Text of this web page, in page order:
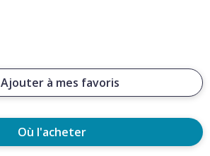
Ajouter à mes favoris
Où l'acheter